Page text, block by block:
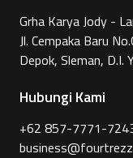
Grha Karya Jody -
Jl. Cempaka Baru
Depok, Sleman,
Hubungi Kami
+62 857-7771-